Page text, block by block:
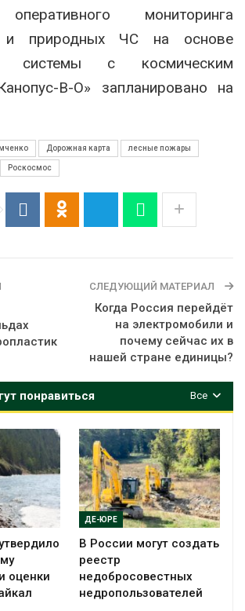
мониторинга
и природных ЧС на основе
системы с космическим
В-О» запланировано на
Дорожная карта лесные пожары
Роскосмос
СЛЕДУЮЩИЙ МАТЕРИАЛ
Когда Россия перейдёт
на электромобили и
почему сейчас их в
нашей стране единицы?
Все
понравиться
оценки
ДЕ-ЮРЕ
В России могут создать
реестр
недобросовестных
недропользователей